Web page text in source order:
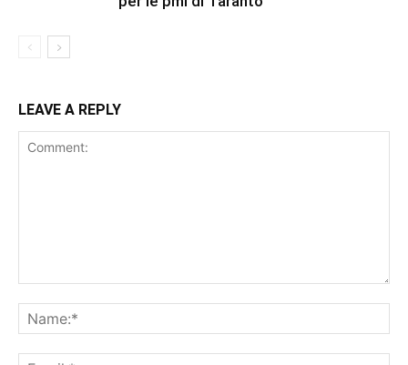
LEAVE A REPLY